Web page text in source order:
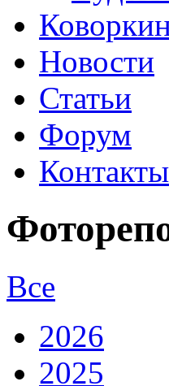
Новости
Статьи
Форум
Контакты
Все
2026
2025